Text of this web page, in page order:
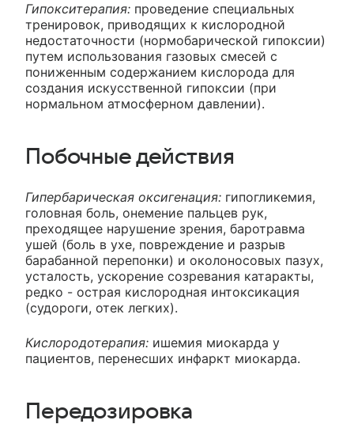
Гипокситерапия: проведение специальных
тренировок, приводящих к кислородной
недостаточности (нормобарической гипоксии)
путем использования газовых смесей с
пониженным содержанием кислорода для
создания искусственной гипоксии (при
нормальном атмосферном давлении).
Побочные действия
Гипербарическая оксигенация: гипогликемия,
головная боль, онемение пальцев рук,
преходящее нарушение зрения, баротравма
ушей (боль в ухе, повреждение и разрыв
барабанной перепонки) и околоносовых пазух,
усталость, ускорение созревания катаракты,
редко - острая кислородная интоксикация
(судороги, отек легких).
Кислородотерапия: ишемия миокарда у
пациентов, перенесших инфаркт миокарда.
Передозировка